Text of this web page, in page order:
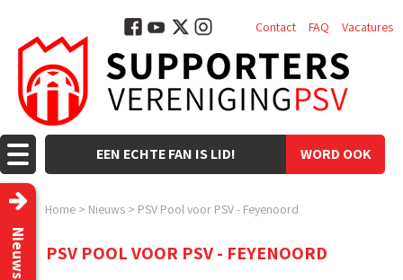
WORD OOK
EEN ECHTE FAN IS LID!
Contact FAQ Vacatures
Home > Nieuws > PSV Pool voor PSV - Feyenoord
Nieuws PSV POOL VOOR PSV - FEYENOORD